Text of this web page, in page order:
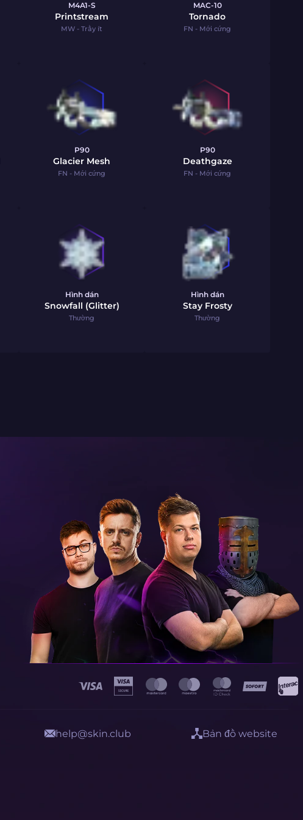
M4A1-S
Printstream
MW - Trầy ít
MAC-10
Tornado
FN - Mới cứng
P90
Glacier Mesh
FN - Mới cứng
P90
Deathgaze
FN - Mới cứng
Hình dán
Snowfall (Glitter)
Thường
Hình dán
Stay Frosty
Thường
help@skin.club Bản đồ website